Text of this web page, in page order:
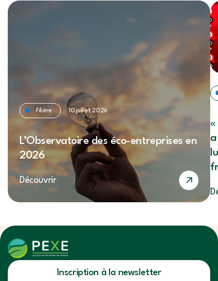
Filière 10 juillet 2026
L’Observatoire des éco-entreprises en
2026
Découvrir
«
Inscription à la newsletter